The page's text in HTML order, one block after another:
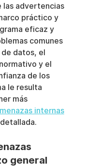
las advertencias
práctico y
eficaz y
comunes
datos, el
y el
de los
le resulta
más
internas
general